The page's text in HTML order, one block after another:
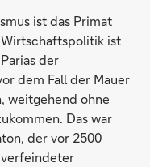
ist das Primat
ist
der
dem Fall der Mauer
weitgehend ohne
Das war
der vor 2500